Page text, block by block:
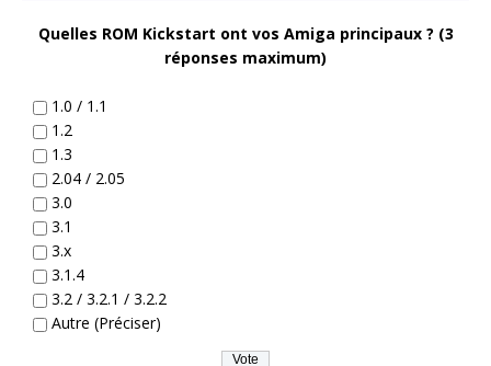
Quelles ROM Kickstart ont vos Amiga principaux ? (3
réponses maximum)
1.0 / 1.1
1.2
1.3
2.04 / 2.05
3.0
3.1
3.x
3.1.4
3.2 / 3.2.1 / 3.2.2
Autre (Préciser)